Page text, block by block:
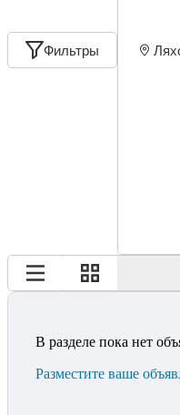
Фильтры
В разделе пока нет
Разместите ваше